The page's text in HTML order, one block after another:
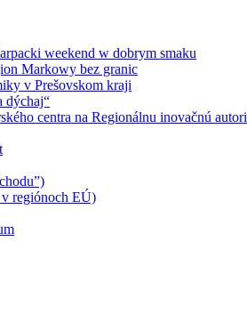
weekend w dobrym smaku
Markowy bez granic
v Prešovskom kraji
dýchaj“
centra na Regionálnu inovačnú
v regiónoch EÚ)